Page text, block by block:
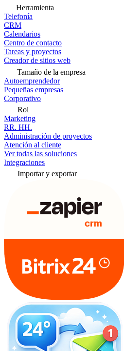
Herramienta
Telefonía
CRM
Calendarios
Centro de contacto
Tareas y proyectos
Creador de sitios web
Tamaño de la empresa
Autoemprendedor
Pequeñas empresas
Corporativo
Rol
Marketing
RR. HH.
Administración de proyectos
Atención al cliente
Ver todas las soluciones
Integraciones
Importar y exportar